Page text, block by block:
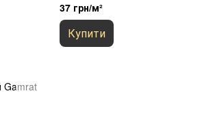
37 грн/м²
Купити